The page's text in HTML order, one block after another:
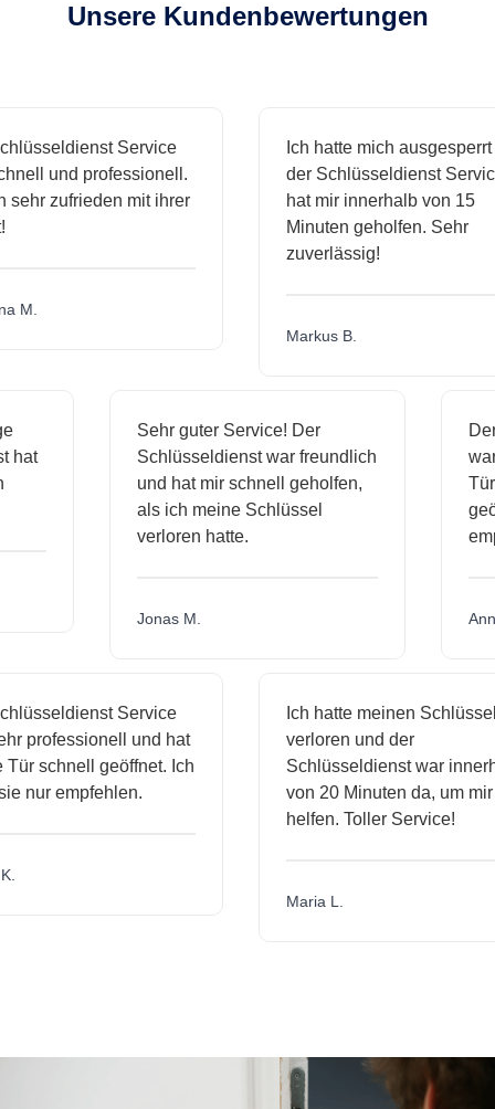
Unsere Kundenbewertungen
Service
und professionell.
zufrieden mit ihrer
M.
Ich hatte mich ausgesperrt
der Schlüsseldienst Service
hat mir innerhalb von 15
Minuten geholfen. Sehr
zuverlässig!
Markus B.
hat
Sehr guter Service! Der
Schlüsseldienst war freundlich
und hat mir schnell geholfen,
als ich meine Schlüssel
verloren hatte.
Jonas M.
Service
professionell und hat
schnell geöffnet. Ich
nur empfehlen.
Ich hatte meinen Schlüssel
verloren und der
Schlüsseldienst war
von 20 Minuten da, um mir
helfen. Toller Service!
Maria L.